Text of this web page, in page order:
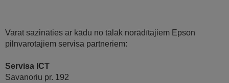
Varat sazināties ar kādu no tālāk norādītajiem Epson
pilnvarotajiem servisa partneriem:
Servisa ICT
Savanoriu pr. 192